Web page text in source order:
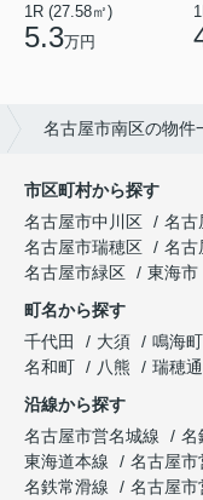
1R (27.58㎡)
5.3万円
名古屋市南区の物件
市区町村から探す
名古屋市中川区
名古
名古屋市瑞穂区
名古
名古屋市緑区
東海市
町名から探す
千代田
大須 鳴海町
名和町
八熊
瑞穂通
沿線から探す
名古屋市営名城線
名
東海道本線
名古屋市
名鉄常滑線
名古屋市